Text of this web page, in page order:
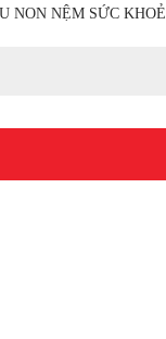
NON NỆM SỨC KHOẺ